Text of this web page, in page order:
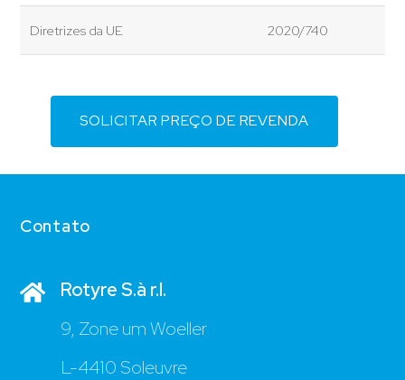
Diretrizes da UE 2020/740
SOLICITAR PREÇO DE REVENDA
Contato
Rotyre S.à r.l.
9, Zone um Woeller
L-4410 Soleuvre